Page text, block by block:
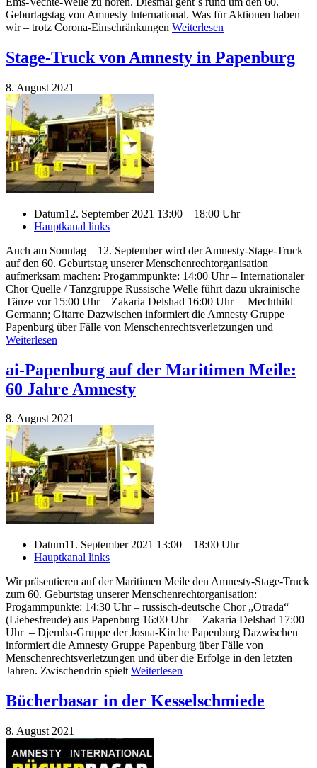
Geburtagstag von Amnesty International. Was für Aktionen haben
wir – trotz Corona-Einschränkungen Weiterlesen
Stage-Truck von Amnesty in Papenburg
8. August 2021
Datum12. September 2021 13:00 – 18:00 Uhr
Hauptkanal links
Auch am Sonntag – 12. September wird der Amnesty-Stage-Truck
auf den 60. Geburtstag unserer Menschenrechtorganisation
aufmerksam machen: Progammpunkte: 14:00 Uhr – Internationaler
Chor Quelle / Tanzgruppe Russische Welle führt dazu ukrainische
Tänze vor 15:00 Uhr – Zakaria Delshad 16:00 Uhr – Mechthild
Germann; Gitarre Dazwischen informiert die Amnesty Gruppe
Papenburg über Fälle von Menschenrechtsverletzungen und
Weiterlesen
ai-Papenburg auf der Maritimen Meile:
60 Jahre Amnesty
8. August 2021
Datum11. September 2021 13:00 – 18:00 Uhr
Hauptkanal links
Wir präsentieren auf der Maritimen Meile den Amnesty-Stage-Truck
zum 60. Geburtstag unserer Menschenrechtorganisation:
Progammpunkte: 14:30 Uhr – russisch-deutsche Chor „Otrada“
(Liebesfreude) aus Papenburg 16:00 Uhr – Zakaria Delshad 17:00
Uhr – Djemba-Gruppe der Josua-Kirche Papenburg Dazwischen
informiert die Amnesty Gruppe Papenburg über Fälle von
Menschenrechtsverletzungen und über die Erfolge in den letzten
Jahren. Zwischendrin spieltWeiterlesen
Bücherbasar in der Kesselschmiede
8. August 2021